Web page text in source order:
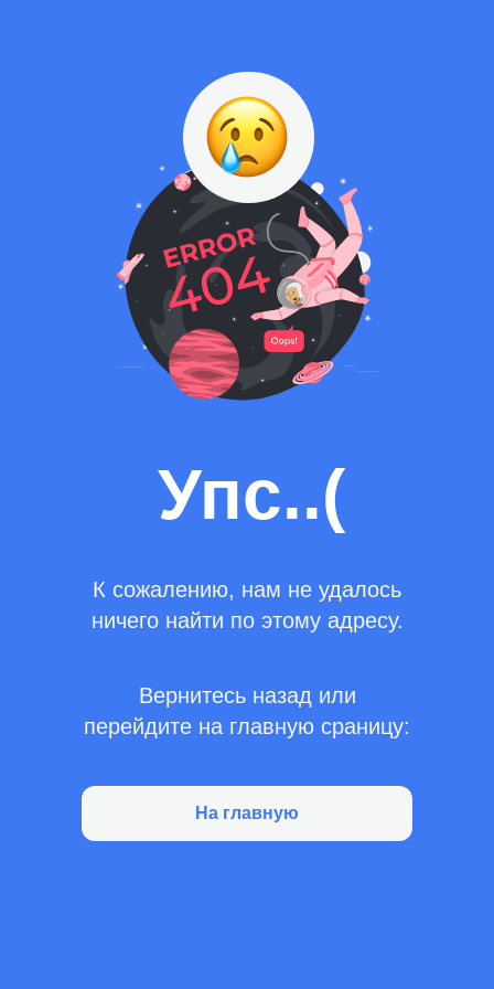
Упс..(
К сожалению, нам не удалось
ничего найти по этому адресу.
Вернитесь назад или
перейдите на главную сраницу:
На главную